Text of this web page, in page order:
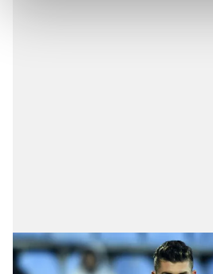
reklam/pazarlama faaliyetlerinin
sınırlı olarak açık rızanız dahilinde